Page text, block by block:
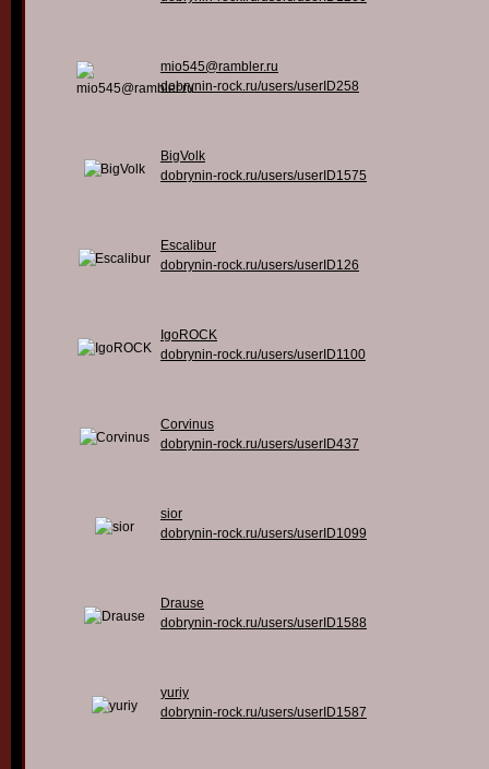
mio545@rambler.ru
dobrynin-rock.ru/users/userID258
BigVolk
dobrynin-rock.ru/users/userID1575
Escalibur
dobrynin-rock.ru/users/userID126
IgoROCK
dobrynin-rock.ru/users/userID1100
Corvinus
dobrynin-rock.ru/users/userID437
sior
dobrynin-rock.ru/users/userID1099
Drause
dobrynin-rock.ru/users/userID1588
yuriy
dobrynin-rock.ru/users/userID1587